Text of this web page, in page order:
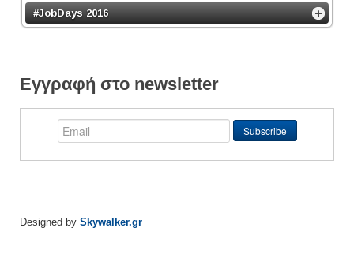
#JobDays 2016
Εγγραφή στο newsletter
Designed by Skywalker.gr